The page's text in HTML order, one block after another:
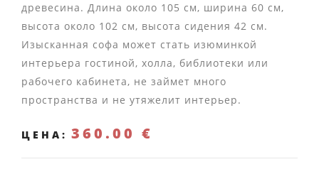
древесина. Длина около 105 см, ширина 60 см,
высота около 102 см, высота сидения 42 см.
Изысканная софа может стать изюминкой
интерьера гостиной, холла, библиотеки или
рабочего кабинета, не займет много
пространства и не утяжелит интерьер.
ЦЕНА: 360.00 €